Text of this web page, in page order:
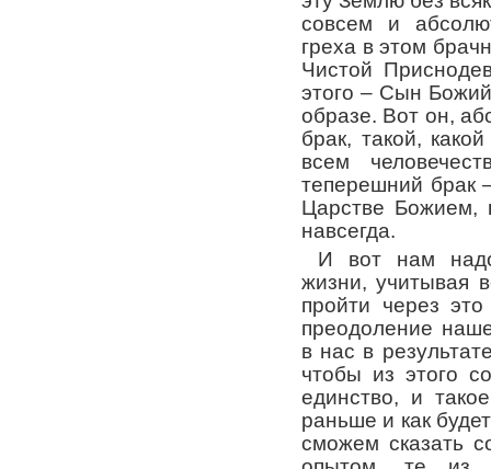
совсем и
греха в этом
Чистой
этого – Сын
образе. Вот он,
брак, такой,
всем
теперешний брак
Царстве Божием,
навсегда.
И вот нам
жизни, учитывая
пройти через
преодоление
в нас в
чтобы из этого
единство, и
раньше и как
сможем сказать